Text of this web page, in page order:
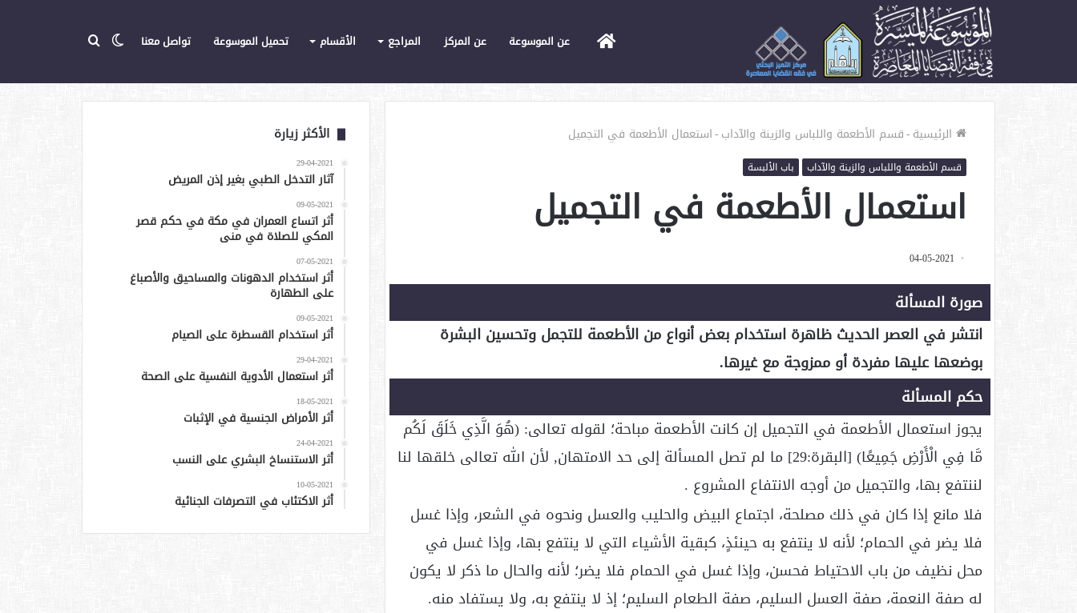
الرئيسيةعن الموسوعة عن المركز المراجع الأقسام تحميل الموسوعة تواصل معنا الوضع
الأكثر زيارة
الرئيسية-قسم الأطعمة واللباس والزينة والآداب-استعمال الأطعمة في التجميل
قسم الأطعمة واللباس والزينة والآداب باب الألبسة
استعمال الأطعمة في التجميل
04-05-2021
صورة المسألة
انتشر في العصر الحديث ظاهرة استخدام بعض أنواع من الأطعمة للتجمل وتحسين البشرة
بوضعها عليها مفردة أو ممزوجة مع غيرها.
حكم المسألة
يجوز استعمال الأطعمة في التجميل إن كانت الأطعمة مباحة؛ لقوله تعالى: (هُوَ الَّذِي خَلَقَ لَكُم
مَّا فِي الْأَرْضِ جَمِيعًا) [البقرة:29] ما لم تصل المسألة إلى حد الامتهان, لأن الله تعالى خلقها لنا
لننتفع بها، والتجميل من أوجه الانتفاع المشروع .
فلا مانع إذا كان في ذلك مصلحة، اجتماع البيض والحليب والعسل ونحوه في الشعر، وإذا غسل
فلا يضر في الحمام؛ لأنه لا ينتفع به حينئذٍ، كبقية الأشياء التي لا ينتفع بها، وإذا غسل في
محل نظيف من باب الاحتياط فحسن، وإذا غسل في الحمام فلا يضر؛ لأنه والحال ما ذكر لا يكون
له صفة النعمة، صفة العسل السليم، صفة الطعام السليم؛ إذ لا ينتفع به، ولا يستفاد منه.
الأكثر زيارة
29-04-2021
آثار التدخل الطبي بغير إذن المريض
09-05-2021
أثر اتساع العمران في مكة في حكم قصر
المكي للصلاة في منى
07-05-2021
أثر استخدام الدهونات والمساحيق والأصباغ
على الطهارة
09-05-2021
أثر استخدام القسطرة على الصيام
29-04-2021
أثر استعمال الأدوية النفسية على الصحة
18-05-2021
أثر الأمراض الجنسية في الإثبات
24-04-2021
أثر الاستنساخ البشري على النسب
10-05-2021
أثر الاكتئاب في التصرفات الجنائية